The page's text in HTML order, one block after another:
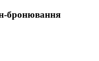
бронювання